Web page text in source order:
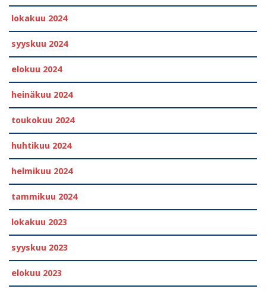
lokakuu 2024
syyskuu 2024
elokuu 2024
heinäkuu 2024
toukokuu 2024
huhtikuu 2024
helmikuu 2024
tammikuu 2024
lokakuu 2023
syyskuu 2023
elokuu 2023